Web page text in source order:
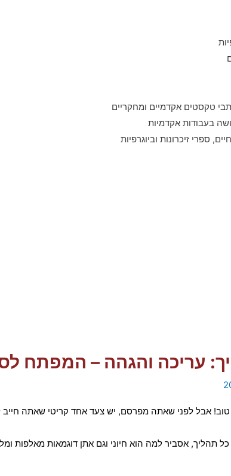
טקסטים אקדמיים ומחקריים
ספרי זיכרונות וביוגרפיות
עריכה והגהה – המפתח
טוב! אבל לפני שאתה מפרסם, יש צעד אחד קריטי שאתה
תהליך, אסביר למה הוא חיוני וגם אתן דוגמאות מאלפות